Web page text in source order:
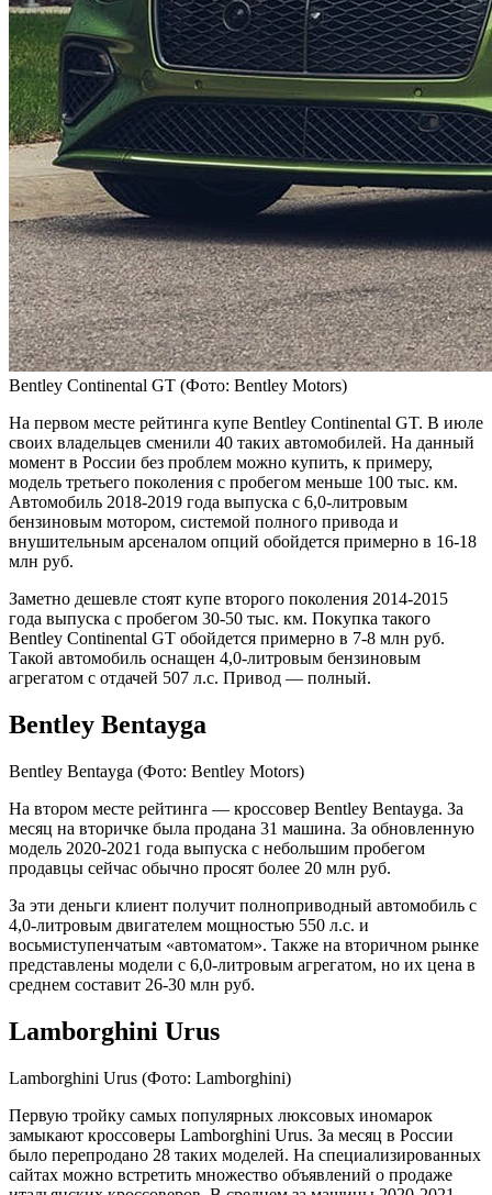
Bentley Continental GT (Фото: Bentley Motors)
На первом месте рейтинга купе Bentley Continental GT. В июле
своих владельцев сменили 40 таких автомобилей. На данный
момент в России без проблем можно купить, к примеру,
модель третьего поколения с пробегом меньше 100 тыс. км.
Автомобиль 2018-2019 года выпуска с 6,0-литровым
бензиновым мотором, системой полного привода и
внушительным арсеналом опций обойдется примерно в 16-18
млн руб.
Заметно дешевле стоят купе второго поколения 2014-2015
года выпуска с пробегом 30-50 тыс. км. Покупка такого
Bentley Continental GT обойдется примерно в 7-8 млн руб.
Такой автомобиль оснащен 4,0-литровым бензиновым
агрегатом с отдачей 507 л.с. Привод — полный.
Bentley Bentayga
Bentley Bentayga (Фото: Bentley Motors)
На втором месте рейтинга — кроссовер Bentley Bentayga. За
месяц на вторичке была продана 31 машина. За обновленную
модель 2020-2021 года выпуска с небольшим пробегом
продавцы сейчас обычно просят более 20 млн руб.
За эти деньги клиент получит полноприводный автомобиль с
4,0-литровым двигателем мощностью 550 л.с. и
восьмиступенчатым «автоматом». Также на вторичном рынке
представлены модели с 6,0-литровым агрегатом, но их цена в
среднем составит 26-30 млн руб.
Lamborghini Urus
Lamborghini Urus (Фото: Lamborghini)
Первую тройку самых популярных люксовых иномарок
замыкают кроссоверы Lamborghini Urus. За месяц в России
было перепродано 28 таких моделей. На специализированных
сайтах можно встретить множество объявлений о продаже